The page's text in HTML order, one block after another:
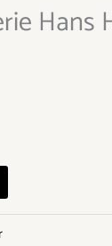
Hans